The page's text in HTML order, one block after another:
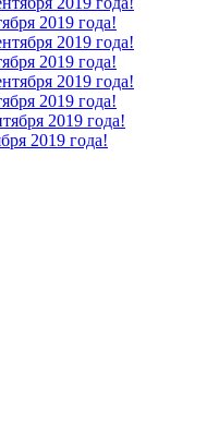
2019 года!
2019 года!
2019 года!
2019 года!